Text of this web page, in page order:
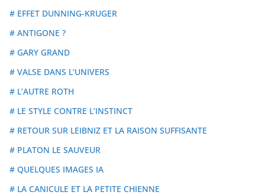
# EFFET DUNNING-KRUGER
# ANTIGONE ?
# GARY GRAND
# VALSE DANS L’UNIVERS
# L’AUTRE ROTH
# LE STYLE CONTRE L’INSTINCT
# RETOUR SUR LEIBNIZ ET LA RAISON SUFFISANTE
# PLATON LE SAUVEUR
# QUELQUES IMAGES IA
# LA CANICULE ET LA PETITE CHIENNE